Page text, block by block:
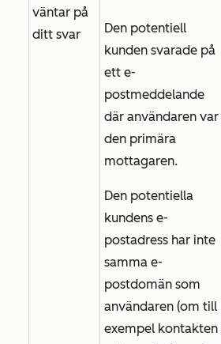
väntar på
ditt svar
Den potentiell
kunden svarade på
ett e-
postmeddelande
där användaren var
den primära
mottagaren.
Den potentiella
kundens e-
postadress har inte
samma e-
postdomän som
användaren (om till
exempel kontakten